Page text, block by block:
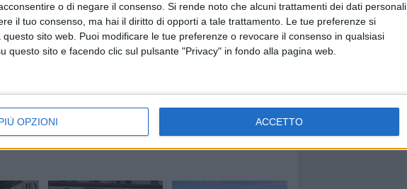
o di negare il consenso. Si rende noto che alcuni trattamenti dei dati personali
il tuo consenso, ma hai il diritto di opporti a tale trattamento. Le tue preferenze si
sito web. Puoi modificare le tue preferenze o revocare il consenso in qualsiasi
questo sito e facendo clic sul pulsante "Privacy" in fondo alla pagina web.
OPZIONI ACCETTO
7 AGOSTO 2026
Festa patronale, il programma
completo di venerdì 7 agosto